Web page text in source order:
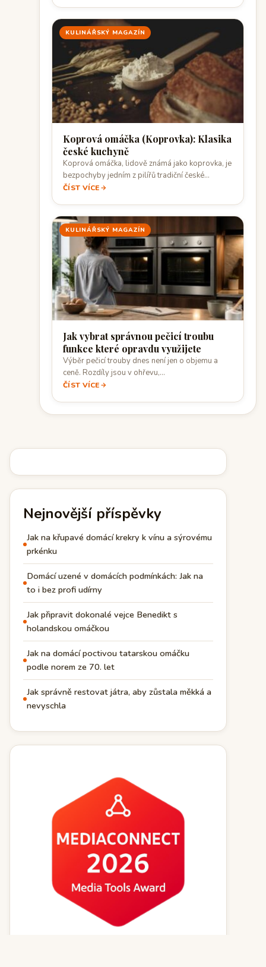
KULINÁŘSKÝ MAGAZÍN
Koprová omáčka (Koprovka): Klasika
české kuchyně
Koprová omáčka, lidově známá jako koprovka, je
bezpochyby jedním z pilířů tradiční české
kuchyně. Je…
ČÍST VÍCE
KULINÁŘSKÝ MAGAZÍN
Jak vybrat správnou pečicí troubu
funkce které opravdu využijete
Výběr pečicí trouby dnes není jen o objemu a
ceně. Rozdíly jsou v ohřevu,…
ČÍST VÍCE
Nejnovější příspěvky
Jak na křupavé domácí krekry k vínu a sýrovému
prkénku
Domácí uzené v domácích podmínkách: Jak na
to i bez profi udírny
Jak připravit dokonalé vejce Benedikt s
holandskou omáčkou
Jak na domácí poctivou tatarskou omáčku
podle norem ze 70. let
Jak správně restovat játra, aby zůstala měkká a
nevyschla